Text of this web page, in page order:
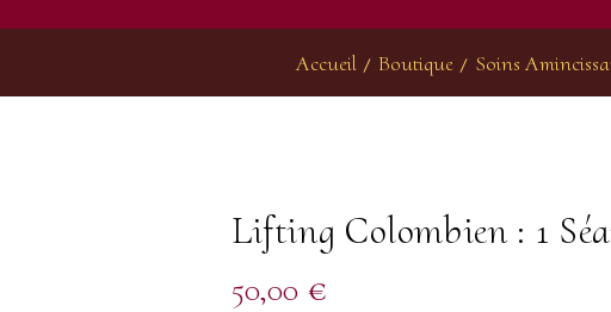
Accueil / Boutique / Soins
Lifting Colombien : 1
50,00 €